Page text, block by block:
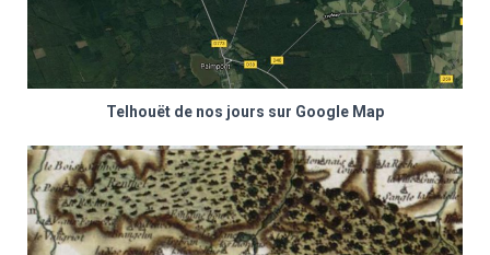
Telhouët de nos jours sur Google Map